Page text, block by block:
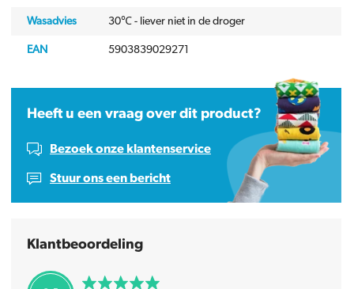
Wasadvies 30℃ - liever niet in de droger
EAN 5903839029271
Heeft u een vraag over dit product?
Bezoek onze klantenservice
Stuur ons een bericht
Klantbeoordeling